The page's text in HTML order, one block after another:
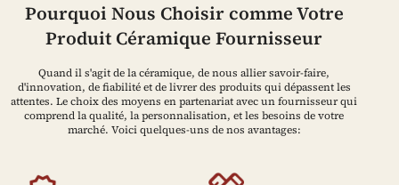
Pourquoi Nous Choisir comme Votre
Produit Céramique Fournisseur
Quand il s'agit de la céramique, de nous allier savoir-faire,
d'innovation, de fiabilité et de livrer des produits qui dépassent les
attentes. Le choix des moyens en partenariat avec un fournisseur qui
comprend la qualité, la personnalisation, et les besoins de votre
marché. Voici quelques-uns de nos avantages: